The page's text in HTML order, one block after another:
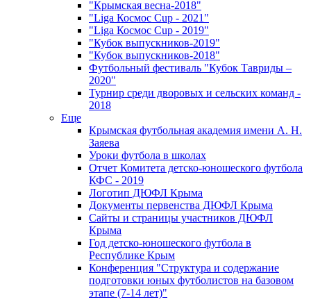
"Крымская весна-2018"
"Liga Космос Cup - 2021"
"Liga Космос Cup - 2019"
"Кубок выпускников-2019"
"Кубок выпускников-2018"
Футбольный фестиваль "Кубок Тавриды –
2020"
Турнир среди дворовых и сельских команд -
2018
Еще
Крымская футбольная академия имени А. Н.
Заяева
Уроки футбола в школах
Отчет Комитета детско-юношеского футбола
КФС - 2019
Логотип ДЮФЛ Крыма
Документы первенства ДЮФЛ Крыма
Сайты и страницы участников ДЮФЛ
Крыма
Год детско-юношеского футбола в
Республике Крым
Конференция "Структура и содержание
подготовки юных футболистов на базовом
этапе (7-14 лет)"